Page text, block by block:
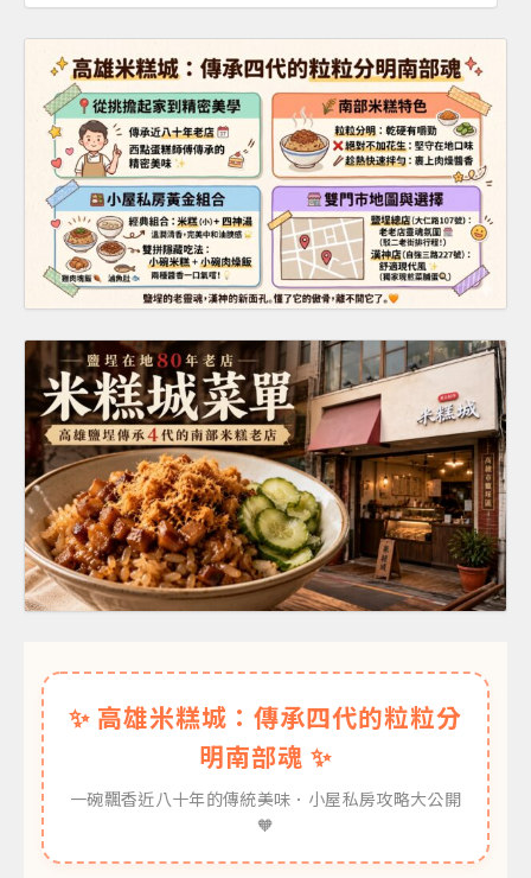
✨ 高雄米糕城：傳承四代的粒粒分
明南部魂 ✨
一碗飄香近八十年的傳統美味．小屋私房攻略大公開
🧡